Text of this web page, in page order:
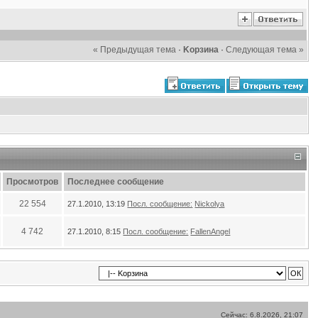
« Предыдущая тема· Kорзина· Следующая тема »
Просмотров Последнее сообщение
22 554 27.1.2010, 13:19 Посл. сообщение: Nickolya
4 742 27.1.2010, 8:15 Посл. сообщение: FallenAngel
Сейчас: 6.8.2026, 21:07